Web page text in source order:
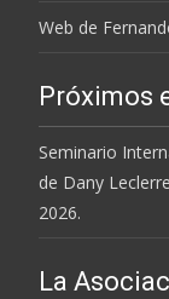
Web de
Próximos
Seminario
de Dany
2026.
La